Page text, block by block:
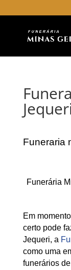
Funeraria
Funerária
Em
certo pode
Jequeri, a
como uma
funerários